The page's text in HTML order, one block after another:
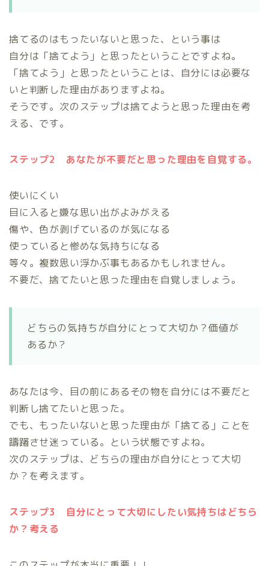
捨てるのはもったいないと思った、という事は
自分は「捨てよう」と思ったということですよね。
「捨てよう」と思ったということは、自分には必要な
いと判断した理由がありますよね。
そうです。次のステップは捨てようと思った理由を考
える、です。
ステップ2 あなたが不要だと思った理由を自覚する。
使いにくい
目に入ると嫌な思い出がよみがえる
傷や、色が剥げているのが気になる
使っていると惨めな気持ちになる
等々。複数思い浮かぶ事もあるかもしれません。
不要だ、捨てたいと思った理由を自覚しましょう。
どちらの気持ちが自分にとって大切か？価値が
あるか？
あなたは今、目の前にあるその物を自分には不要だと
判断し捨てたいと思った。
でも、もったいないと思った理由が「捨てる」ことを
躊躇させ迷っている。という状態ですよね。
次のステップは、どちらの理由が自分にとって大切
か？を考えます。
ステップ3 自分にとって大切にしたい気持ちはどちら
か？考える